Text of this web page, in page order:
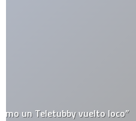
Que NO hacer en tus XV años